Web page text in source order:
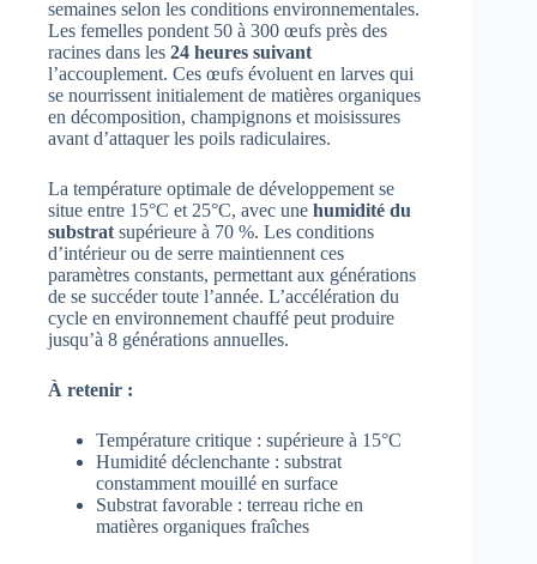
semaines selon les conditions environnementales.
Les femelles pondent 50 à 300 œufs près des
racines dans les 24 heures suivant
l’accouplement. Ces œufs évoluent en larves qui
se nourrissent initialement de matières organiques
en décomposition, champignons et moisissures
avant d’attaquer les poils radiculaires.
La température optimale de développement se
situe entre 15°C et 25°C, avec une humidité du
substrat supérieure à 70 %. Les conditions
d’intérieur ou de serre maintiennent ces
paramètres constants, permettant aux générations
de se succéder toute l’année. L’accélération du
cycle en environnement chauffé peut produire
jusqu’à 8 générations annuelles.
À retenir :
Température critique : supérieure à 15°C
Humidité déclenchante : substrat
constamment mouillé en surface
Substrat favorable : terreau riche en
matières organiques fraîches